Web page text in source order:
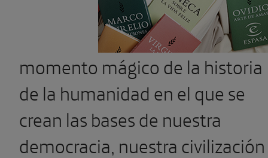
momento mágico de la historia
de la humanidad en el que se
crean las bases de nuestra
democracia, nuestra civilización